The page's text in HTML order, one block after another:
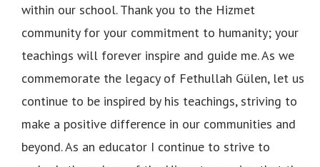
within our school. Thank you to the Hizmet
community for your commitment to humanity; your
teachings will forever inspire and guide me. As we
commemorate the legacy of Fethullah Gülen, let us
continue to be inspired by his teachings, striving to
make a positive difference in our communities and
beyond. As an educator I continue to strive to